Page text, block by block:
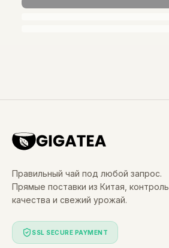
Правильный чай под любой запрос.
Прямые поставки из Китая, контроль
качества и свежий урожай.
SSL SECURE PAYMENT